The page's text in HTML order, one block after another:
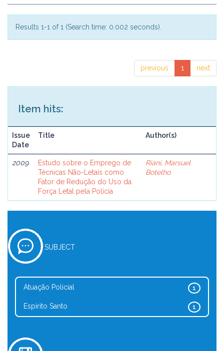
Results 1-1 of 1 (Search time: 0.002 seconds).
previous 1 next
Item hits:
Issue
Date
Title Author(s)
2009
Estudo sobre o Emprego de
Técnicas Não-Letais como
Fator de Redução do Uso da
Força Letal pela Polícia
Riani, Marsuel
Botelho
SUBJECT
1
Atuação Policial
1
Espírito Santo